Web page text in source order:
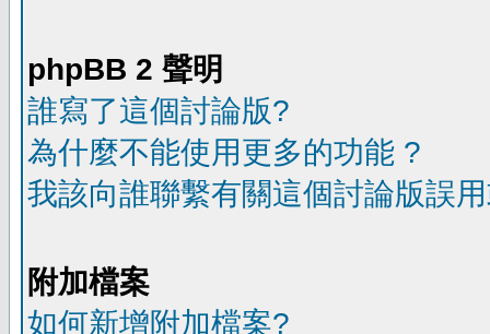
phpBB 2 聲明
誰寫了這個討論版?
為什麼不能使用更多的功能 ?
我該向誰聯繫有關這個討論版誤
附加檔案
如何新增附加檔案?